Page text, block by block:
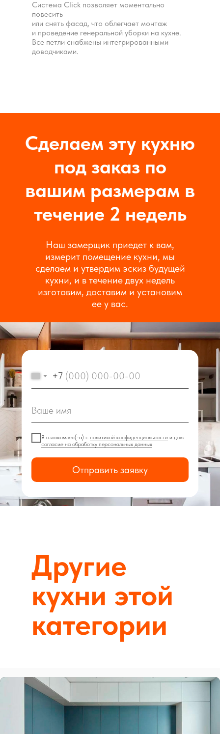
Система Click позволяет моментально
повесить
или снять фасад, что облегчает монтаж
и проведение генеральной уборки на кухне.
Все петли снабжены интегрированными
доводчиками.
Наш замерщик приедет к вам,
измерит помещение кухни, мы
сделаем и утвердим эскиз будущей
кухни, и в течение двух недель
изготовим, доставим и установим
ее у вас.
Сделаем эту кухню
под заказ по
вашим размерам в
течение 2 недель
+7
Я ознакомлен(-а) с политикой конфиденциальности и даю
согласие на обработку персональных данных
Отправить заявку
Другие
кухни этой
категории